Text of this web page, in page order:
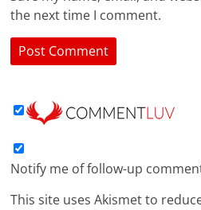
the next time I comment.
Notify me of follow-up
This site uses Akismet to